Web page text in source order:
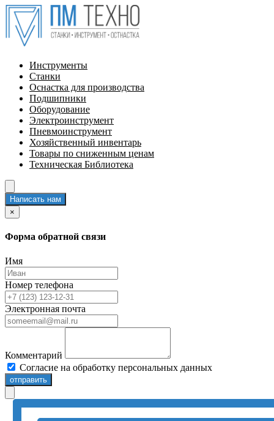
Инструменты
Станки
Оснастка для производства
Подшипники
Оборудование
Электроинструмент
Пневмоинструмент
Хозяйственный инвентарь
Товары по сниженным ценам
Техническая Библиотека
Написать нам
×
Форма обратной связи
Имя
Номер телефона
Электронная почта
Комментарий
Согласие на обработку персональных данных
отправить